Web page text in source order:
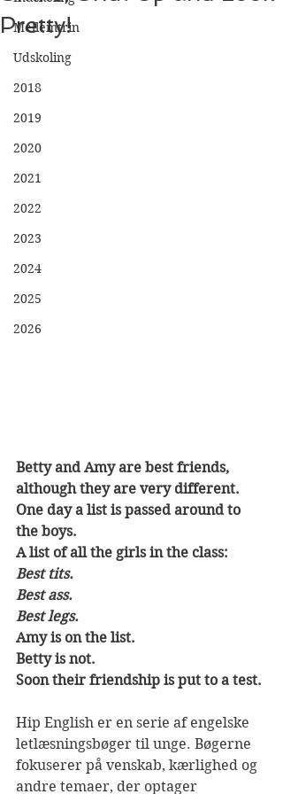
Mellemtrin
Udskoling
2018
2019
2020
2021
2022
2023
2024
2025
2026
Pretty!
Betty and Amy are best friends,
although they are very different.
One day a list is passed around to
the boys.
A list of all the girls in the class:
Best tits.
Best ass.
Best legs.
Amy is on the list.
Betty is not.
Soon their friendship is put to a test.
Hip English er en serie af engelske
letlæsningsbøger til unge. Bøgerne
fokuserer på venskab, kærlighed og
andre temaer, der optager